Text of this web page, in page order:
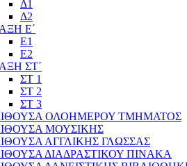
Δ1
Δ2
Ε΄
Ε1
Ε2
ΣΤ΄
ΣΤ 1
ΣΤ 2
ΣΤ 3
ΟΛΟΗΜΕΡΟΥ ΤΜΗΜΑΤΟΣ
ΜΟΥΣΙΚΗΣ
ΑΓΓΛΙΚΗΣ ΓΛΩΣΣΑΣ
ΔΙΑΔΡΑΣΤΙΚΟΥ ΠΙΝΑΚΑ